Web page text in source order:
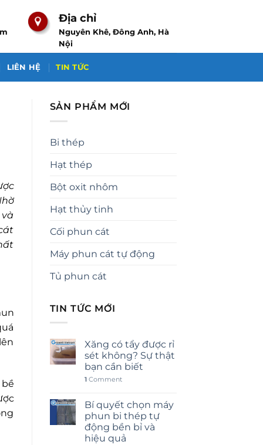
Địa chỉ
Nguyên Khê, Đông Anh, Hà
Nội
LIÊN HỆ TIN TỨC
SẢN PHẨM MỚI
Bi thép
Hạt thép
Bột oxit nhôm
Hạt thủy tinh
Cối phun cát
Máy phun cát tự động
Tủ phun cát
TIN TỨC MỚI
Xăng có tẩy được rỉ
sét không? Sự thật
bạn cần biết
1Comment
Bí quyết chọn máy
phun bi thép tự
động bền bỉ và
hiệu quả